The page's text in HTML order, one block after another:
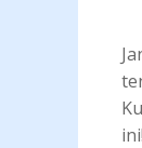
ini!